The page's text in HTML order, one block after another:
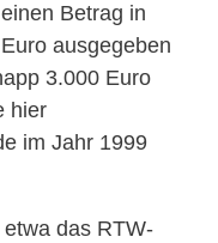
Betrag in
ausgegeben
3.000 Euro
hier
im Jahr 1999
das RTW-